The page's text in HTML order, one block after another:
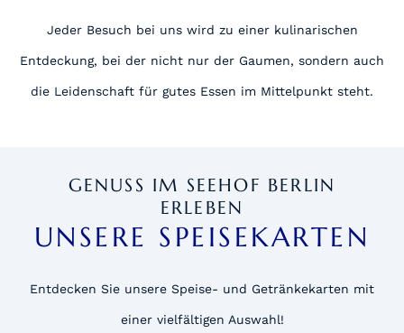
Jeder Besuch bei uns wird zu einer kulinarischen
Entdeckung, bei der nicht nur der Gaumen, sondern auch
die Leidenschaft für gutes Essen im Mittelpunkt steht.
GENUSS IM SEEHOF BERLIN
ERLEBEN
UNSERE SPEISEKARTEN
Entdecken Sie unsere Speise- und Getränkekarten mit
einer vielfältigen Auswahl!